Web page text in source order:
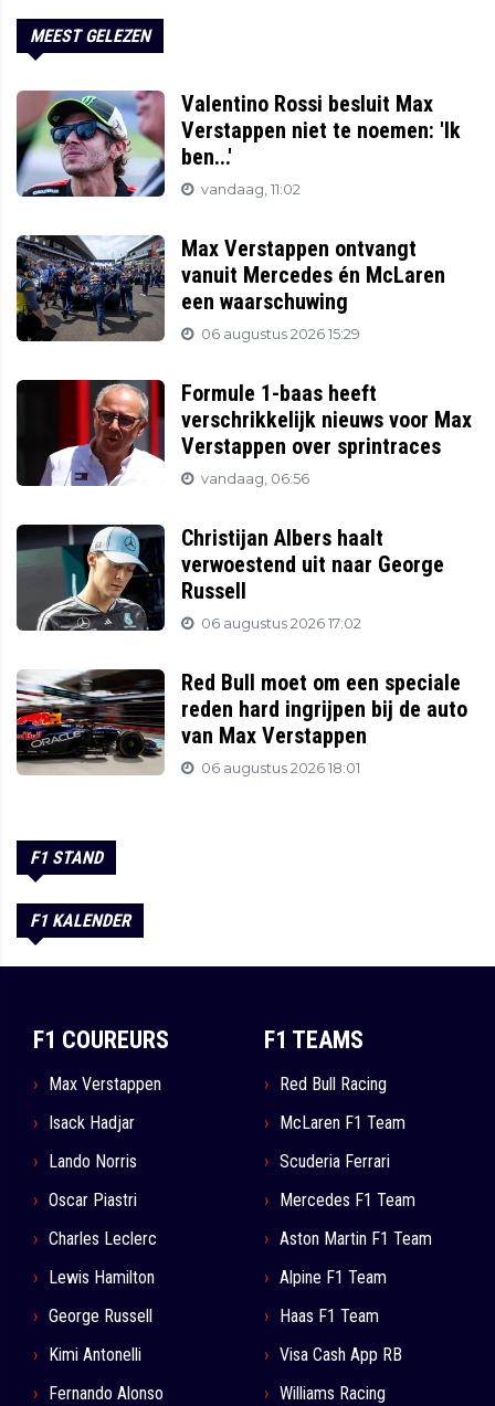
MEEST GELEZEN
Valentino Rossi besluit Max
Verstappen niet te noemen: 'Ik
ben...'
vandaag, 11:02
Max Verstappen ontvangt
vanuit Mercedes én McLaren
een waarschuwing
06 augustus 2026 15:29
Formule 1-baas heeft
verschrikkelijk nieuws voor Max
Verstappen over sprintraces
vandaag, 06:56
Christijan Albers haalt
verwoestend uit naar George
Russell
06 augustus 2026 17:02
Red Bull moet om een speciale
reden hard ingrijpen bij de auto
van Max Verstappen
06 augustus 2026 18:01
F1 STAND
F1 KALENDER
F1 COUREURS
Max Verstappen
Isack Hadjar
Lando Norris
Oscar Piastri
Charles Leclerc
Lewis Hamilton
George Russell
Kimi Antonelli
Fernando Alonso
F1 TEAMS
Red Bull Racing
McLaren F1 Team
Scuderia Ferrari
Mercedes F1 Team
Aston Martin F1 Team
Alpine F1 Team
Haas F1 Team
Visa Cash App RB
Williams Racing